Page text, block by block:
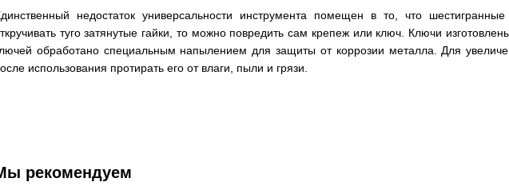
недостаток универсальности инструмента помещен в то, что
туго затянутые гайки, то можно повредить сам крепеж или ключ. Ключи
обработано специальным напылением для защиты от коррозии металла. Для
использования протирать его от влаги, пыли и грязи.
рекомендуем